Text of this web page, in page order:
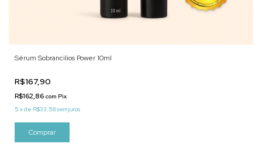
Sérum Sobrancilios Power 10ml
R$167,90
R$162,86 com Pix
5 xde R$33,58sem juros